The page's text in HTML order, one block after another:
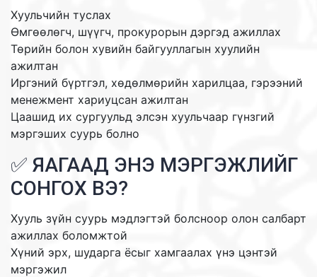
Хуульчийн туслах
Өмгөөлөгч, шүүгч, прокурорын дэргэд ажиллах
Төрийн болон хувийн байгууллагын хуулийн
ажилтан
Иргэний бүртгэл, хөдөлмөрийн харилцаа, гэрээний
менежмент хариуцсан ажилтан
Цаашид их сургуульд элсэн хуульчаар гүнзгий
мэргэших суурь болно
✅ ЯАГААД ЭНЭ МЭРГЭЖЛИЙГ
СОНГОХ ВЭ?
Хууль зүйн суурь мэдлэгтэй болсноор олон салбарт
ажиллах боломжтой
Хүний эрх, шударга ёсыг хамгаалах үнэ цэнтэй
мэргэжил